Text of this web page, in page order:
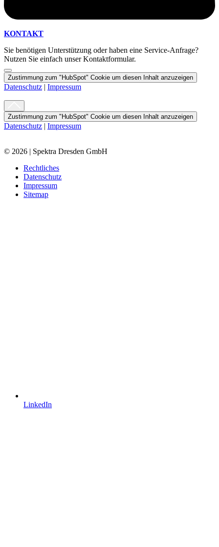
KONTAKT
Sie benötigen Unterstützung oder haben eine Service-Anfrage?
Nutzen Sie einfach unser Kontaktformular.
Zustimmung zum "HubSpot" Cookie um diesen Inhalt anzuzeigen
Datenschutz | Impressum
Zustimmung zum "HubSpot" Cookie um diesen Inhalt anzuzeigen
Datenschutz | Impressum
© 2026 | Spektra Dresden GmbH
Rechtliches
Datenschutz
Impressum
Sitemap
LinkedIn